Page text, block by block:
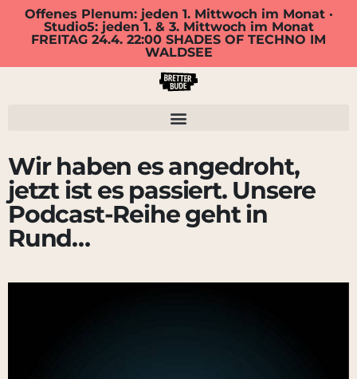
Offenes Plenum: jeden 1. Mittwoch im Monat ·
Studio5: jeden 1. & 3. Mittwoch im Monat
FREITAG 24.4. 22:00 SHADES OF TECHNO IM
WALDSEE
Wir haben es angedroht,
jetzt ist es passiert. Unsere
Podcast-Reihe geht in
Rund…